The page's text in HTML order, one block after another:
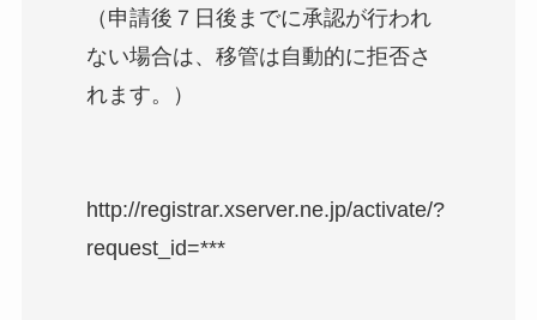
（申請後７日後までに承認が行われ
ない場合は、移管は自動的に拒否さ
れます。）
http://registrar.xserver.ne.jp/activate/?
request_id=***